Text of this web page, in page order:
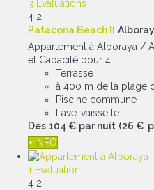
3 Évaluations
4 2
Patacona Beach II
Appartement à Alboraya /
et Capacité pour 4...
Terrasse
à 400 m de la plage
Piscine commune
Lave-vaisselle
Dès 104 € par nuit (26 €
+ INFO
1 Évaluation
4 2